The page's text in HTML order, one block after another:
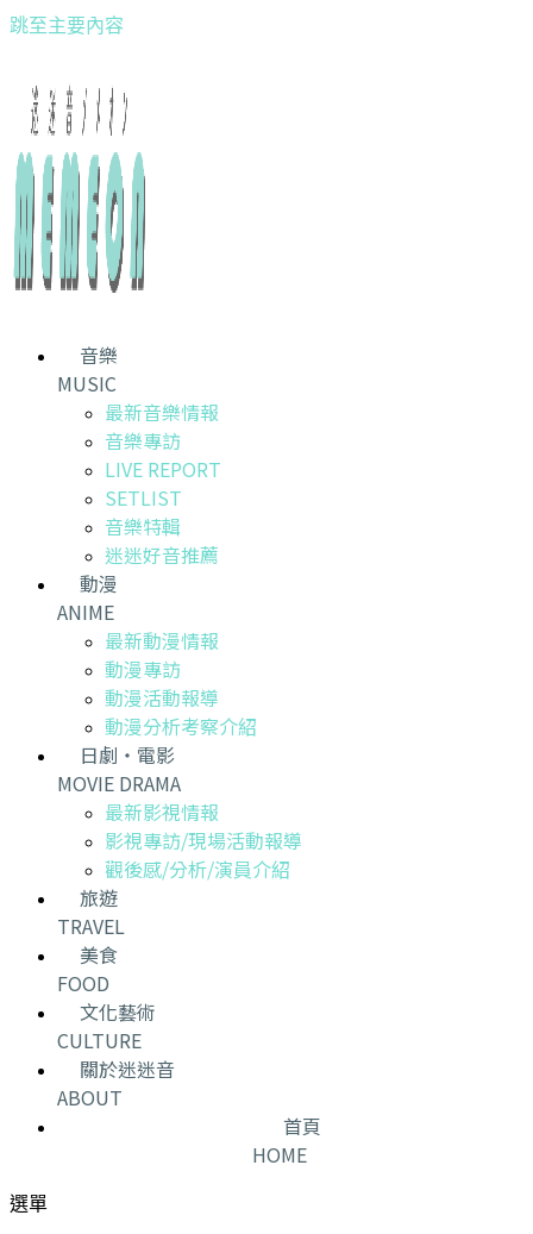
跳至主要內容
音樂
MUSIC
最新音樂情報
音樂專訪
LIVE REPORT
SETLIST
音樂特輯
迷迷好音推薦
動漫
ANIME
最新動漫情報
動漫專訪
動漫活動報導
動漫分析考察介紹
日劇・電影
MOVIE DRAMA
最新影視情報
影視專訪/現場活動報導
觀後感/分析/演員介紹
旅遊
TRAVEL
美食
FOOD
文化藝術
CULTURE
關於迷迷音
ABOUT
首頁
HOME
選單